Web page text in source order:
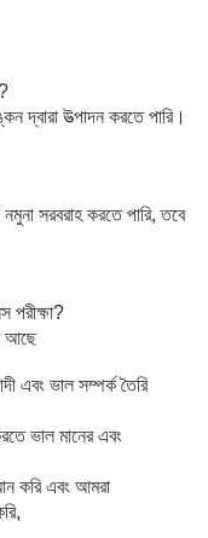
উত্পাদন করতে পারি।
সরবরাহ করতে পারি, তবে
আছে
এবং ভাল সম্পর্ক তৈরি
ভাল মানের এবং
করি এবং আমরা